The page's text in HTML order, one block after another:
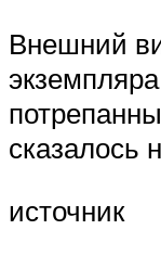
Внешний
сказалось
источник